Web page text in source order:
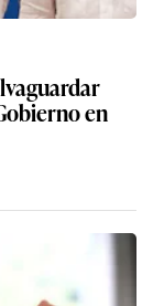
en